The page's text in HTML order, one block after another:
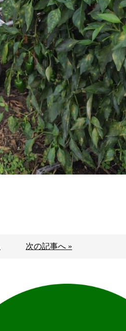
次の記事へ »